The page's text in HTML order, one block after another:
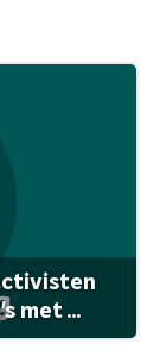
met ...